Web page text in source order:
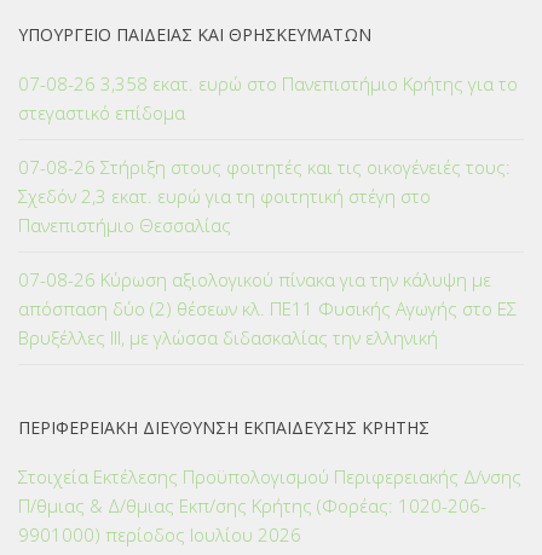
ΥΠΟΥΡΓΕΙΟ ΠΑΙΔΕΙΑΣ ΚΑΙ ΘΡΗΣΚΕΥΜΑΤΩΝ
07-08-26 3,358 εκατ. ευρώ στο Πανεπιστήμιο Κρήτης για το
στεγαστικό επίδομα
07-08-26 Στήριξη στους φοιτητές και τις οικογένειές τους:
Σχεδόν 2,3 εκατ. ευρώ για τη φοιτητική στέγη στο
Πανεπιστήμιο Θεσσαλίας
07-08-26 Κύρωση αξιολογικού πίνακα για την κάλυψη με
απόσπαση δύο (2) θέσεων κλ. ΠΕ11 Φυσικής Αγωγής στο ΕΣ
Βρυξέλλες ΙΙΙ, με γλώσσα διδασκαλίας την ελληνική
ΠΕΡΙΦΕΡΕΙΑΚΗ ΔΙΕΥΘΥΝΣΗ ΕΚΠΑΙΔΕΥΣΗΣ ΚΡΗΤΗΣ
Στοιχεία Εκτέλεσης Προϋπολογισμού Περιφερειακής Δ/νσης
Π/θμιας & Δ/θμιας Εκπ/σης Κρήτης (Φορέας: 1020-206-
9901000) περίοδος Ιουλίου 2026